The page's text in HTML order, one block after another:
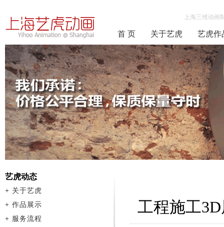
上海三维动
首 页 关于艺虎 艺虎作
工程施工
艺虎动态
+ 关于艺虎
+ 作品展示
+ 服务流程